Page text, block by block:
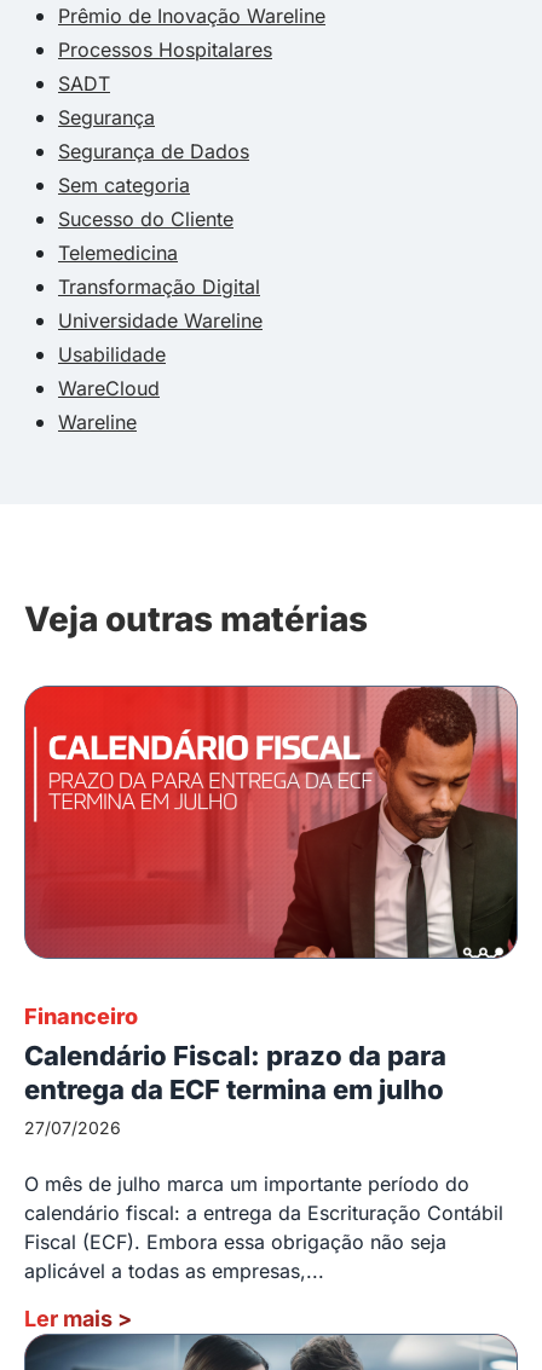
Prêmio de Inovação Wareline
Processos Hospitalares
SADT
Segurança
Segurança de Dados
Sem categoria
Sucesso do Cliente
Telemedicina
Transformação Digital
Universidade Wareline
Usabilidade
WareCloud
Wareline
Veja outras matérias
Financeiro
Calendário Fiscal: prazo da para
entrega da ECF termina em julho
27/07/2026
O mês de julho marca um importante período do
calendário fiscal: a entrega da Escrituração Contábil
Fiscal (ECF). Embora essa obrigação não seja
aplicável a todas as empresas,...
Ler mais >